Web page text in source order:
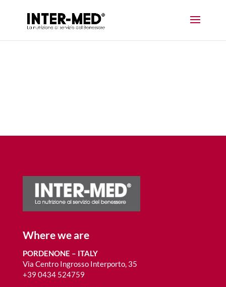
Where we are
PORDENONE – ITALY
Via Centro Ingrosso Interporto, 35
+39 0434 524759